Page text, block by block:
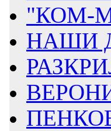
"КОМ-
НАШИ